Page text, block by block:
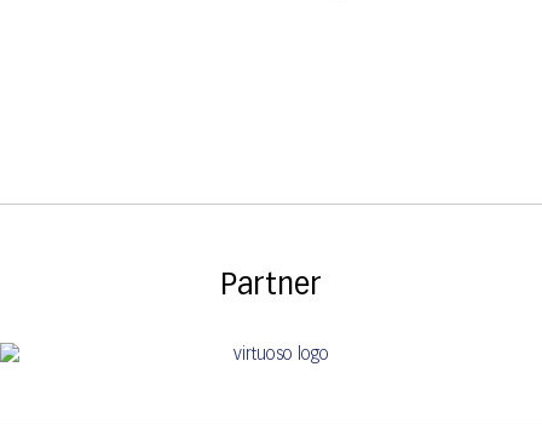
Partner